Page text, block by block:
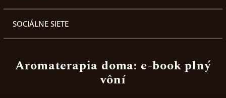
SOCIÁLNE SIETE
Aromaterapia doma: e-book plný
vôní